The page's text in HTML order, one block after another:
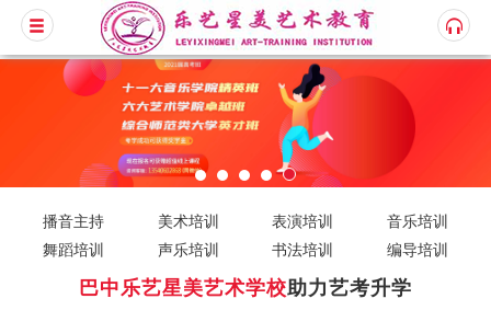
播音主持 美术培训 表演培训
音乐培训
舞蹈培训
声乐培训 书法培训 编导培训
巴中乐艺星美艺术学校助力艺考升学